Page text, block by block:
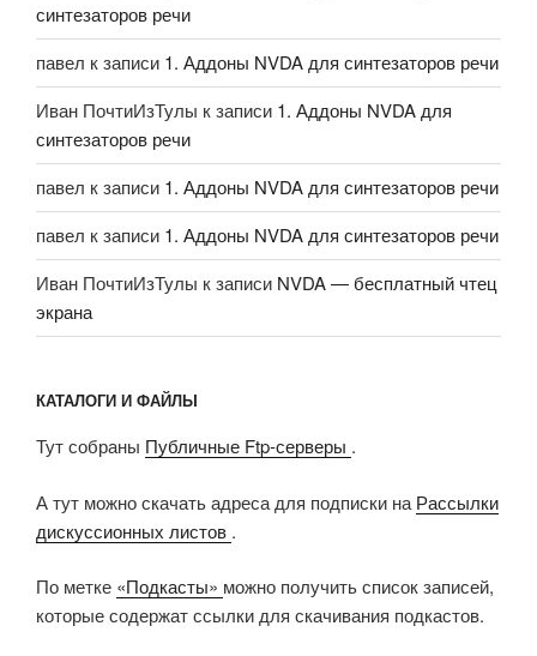
синтезаторов речи
павел к записи 1. Аддоны NVDA для синтезаторов речи
Иван ПочтиИзТулы к записи 1. Аддоны NVDA для
синтезаторов речи
павел к записи 1. Аддоны NVDA для синтезаторов речи
павел к записи 1. Аддоны NVDA для синтезаторов речи
Иван ПочтиИзТулы к записи NVDA — бесплатный чтец
экрана
КАТАЛОГИ И ФАЙЛЫ
Тут собраны Публичные Ftp-серверы .
А тут можно скачать адреса для подписки на Рассылки
дискуссионных листов .
По метке «Подкасты» можно получить список записей,
которые содержат ссылки для скачивания подкастов.